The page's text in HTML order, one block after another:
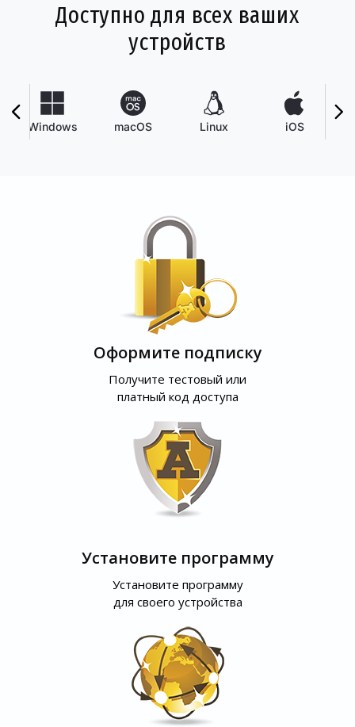
Доступно для всех ваших
устройств
Windows macOS Linux iOS
Оформите подписку
Получите тестовый или
платный код доступа
Установите программу
Установите программу
для своего устройства